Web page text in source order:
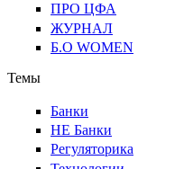
ПРО ЦФА
ЖУРНАЛ
Б.О WOMEN
Темы
Банки
НЕ Банки
Регуляторика